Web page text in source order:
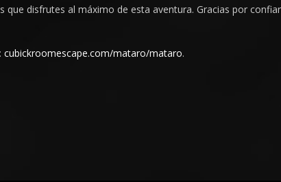
disfrutes al máximo de esta aventura. Gracias por
cubickroomescape.com/mataro/mataro.